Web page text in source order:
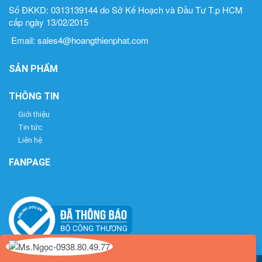
Số ĐKKD: 0313139144 do Sở Kế Hoạch và Đầu Tư T.p HCM
cấp ngày 13/02/2015
Email: sales4@hoangthienphat.com
SẢN PHẨM
THÔNG TIN
Giới thiệu
Tin tức
Liên hệ
FANPAGE